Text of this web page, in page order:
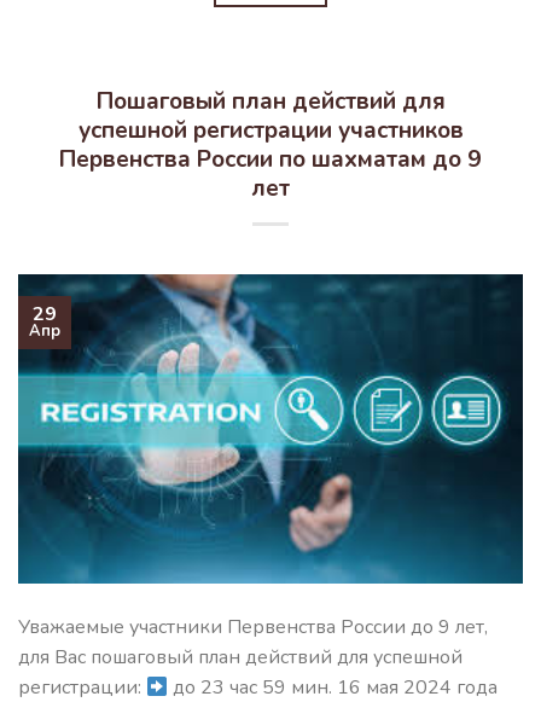
Пошаговый план действий для
успешной регистрации участников
Первенства России по шахматам до 9
лет
29
Апр
Уважаемые участники Первенства России до 9 лет,
для Вас пошаговый план действий для успешной
регистрации:
до 23 час 59 мин. 16 мая 2024 года